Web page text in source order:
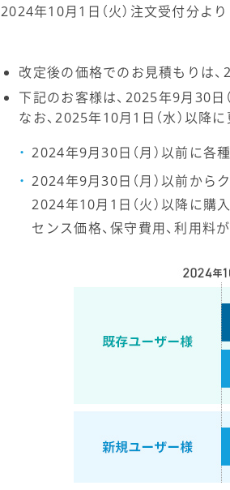
2024年10月1日（火）注文受付分より
改定後の価格でのお見積もりは、
下記のお客様は、2025年9月30日
なお、2025年10月1日（水）以降
2024年9月30日（月）以前に各
2024年9月30日（月）以前か
2024年10月1日（火）以降に購
センス価格、保守費用、利用料